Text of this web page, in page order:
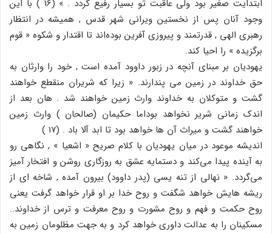
ابتدایت صغیر بود ولی عاقبت تو بسیار رفیع گردد . » (16 ) با این
وجود آنان پس از نخستین ویرانی شهر قدس , همیشه در انتظار
رهبری الهی , قدرتمند و پیروزی آفرین بوده‌اند تا اقتدار و شکوه « قوم
برگزیده » را احیا کند.
یهودیان بر مبنای آنچه در زبور داوود آمده است , خود را وارثان به
حق خداوند در زمین می پندارند. « زیرا که شریران منقطع خواهند
گشت و متوکلان به خداوند وارث زمین خواهند شد . هان بعد از
اندک زمانی شریر نخواهد بوداما حکیمان (صالحان ) وارث زمین
خواهند گشت و میراث آن ها خواهد بود تا ابد آلا باد . (۱۷ )
اندیشه موعود در میان یهودیان با کلام صریح « اشعیا » , نگاهی رو
به آینده پیدا می‌کند و دستمایه عشق به روزگاری روشن و افتخار آمیز
می‌گردد. « نهالی از تنه یسی (پدر داوود) بیرون آمده , شاخه ای از
ریشه هایش خواهد شگفت و روح خدا بر او قرار خواهد گرفت یعنی
روح حکمت و فهم و روح مشورت و روح معرفت و ترس از خداوند..
مسکینان را به عدالت داوری خواهد کرد و به جهت مظلومان زمین به